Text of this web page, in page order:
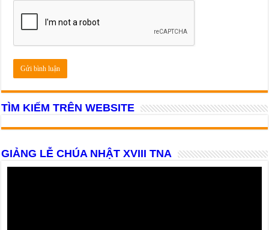
TÌM KIẾM TRÊN WEBSITE
GIẢNG LỄ CHÚA NHẬT XVIII TNA